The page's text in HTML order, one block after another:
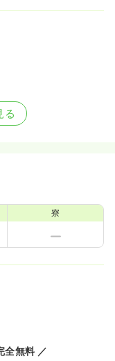
る
寮
全無料 ／